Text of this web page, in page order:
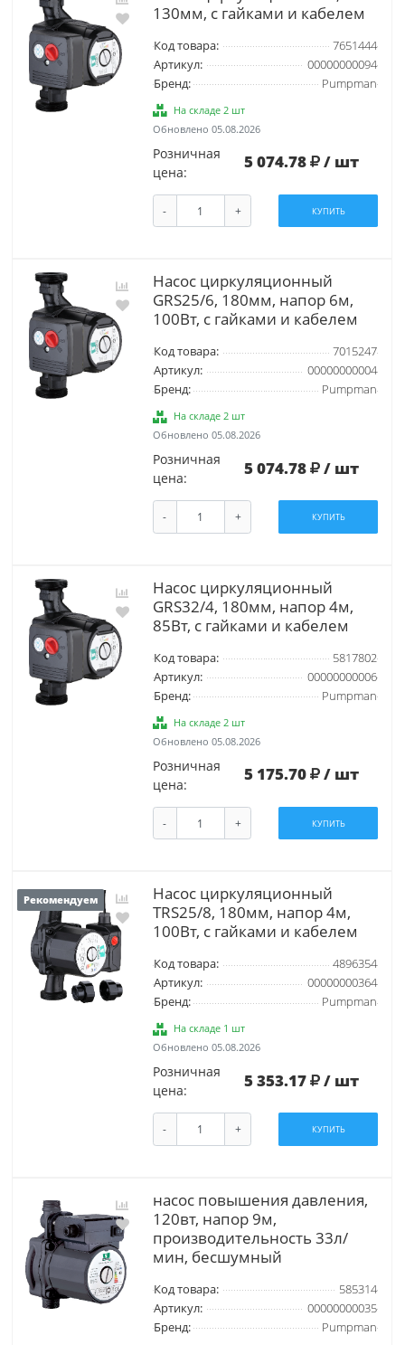
130мм, с гайками и кабелем
Код товара:
7651444
Артикул:
00000000094
Бренд:
Pumpman
На складе 2 шт
Обновлено 05.08.2026
Розничная
цена:
5 074.78 / шт
- + КУПИТЬ
Насос циркуляционный
GRS25/6, 180мм, напор 6м,
100Вт, с гайками и кабелем
Код товара:
7015247
Артикул:
00000000004
Бренд:
Pumpman
На складе 2 шт
Обновлено 05.08.2026
Розничная
цена:
5 074.78 / шт
- + КУПИТЬ
Насос циркуляционный
GRS32/4, 180мм, напор 4м,
85Вт, с гайками и кабелем
Код товара:
5817802
Артикул:
00000000006
Бренд:
Pumpman
На складе 2 шт
Обновлено 05.08.2026
Розничная
цена:
5 175.70 / шт
- + КУПИТЬ
Рекомендуем
Насос циркуляционный
TRS25/8, 180мм, напор 4м,
100Вт, с гайками и кабелем
Код товара:
4896354
Артикул:
00000000364
Бренд:
Pumpman
На складе 1 шт
Обновлено 05.08.2026
Розничная
цена:
5 353.17 / шт
- + КУПИТЬ
насос повышения давления,
120вт, напор 9м,
производительность 33л/
мин, бесшумный
Код товара:
585314
Артикул:
00000000035
Бренд:
Pumpman